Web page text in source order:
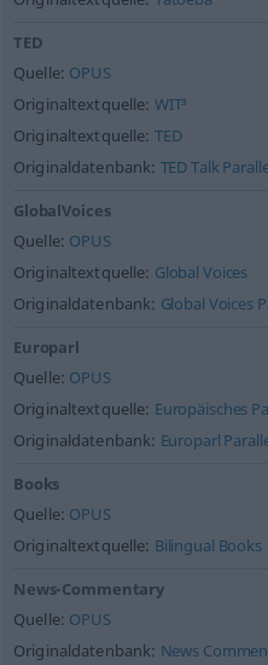
TED
Quelle: OPUS
Originaltextquelle: WIT³
Originaltextquelle: TED
Originaldatenbank: TED Talk
GlobalVoices
Quelle: OPUS
Originaltextquelle: Global Voices
Originaldatenbank: Global Voices
Europarl
Quelle: OPUS
Originaltextquelle: Europäisches
Originaldatenbank: Europarl
Books
Quelle: OPUS
Originaltextquelle: Bilingual Books
News-Commentary
Quelle: OPUS
Originaldatenbank: News